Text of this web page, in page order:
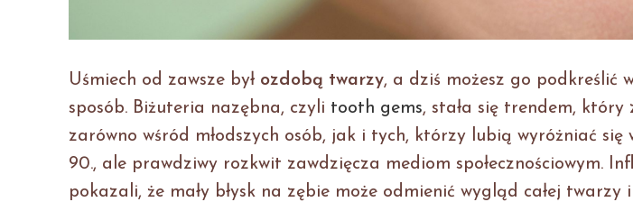
Uśmiech od zawsze był ozdobą twarzy, a dziś możesz go podkreślić
sposób. Biżuteria nazębna, czyli tooth gems, stała się trendem,
zarówno wśród młodszych osób, jak i tych, którzy lubią wyróżniać się
90., ale prawdziwy rozkwit zawdzięcza mediom społecznościowym.
pokazali, że mały błysk na zębie może odmienić wygląd całej twarzy